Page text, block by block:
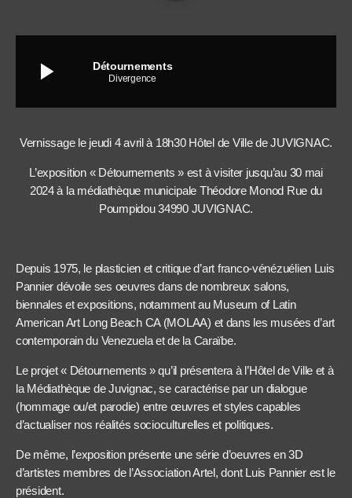
play_arrow Détournements
Divergence
Vernissage le jeudi 4 avril à 18h30 Hôtel de Ville de JUVIGNAC.
L’exposition « Détournements » est à visiter jusqu’au 30 mai
2024 à la médiathèque municipale Théodore Monod Rue du
Poumpidou 34990 JUVIGNAC.
Depuis 1975, le plasticien et critique d’art franco-vénézuélien Luis
Pannier dévoile ses oeuvres dans de nombreux salons,
biennales et expositions, notamment au Museum of Latin
American Art Long Beach CA (MOLAA) et dans les musées d’art
contemporain du Venezuela et de la Caraïbe.
Le projet « Détournements » qu’il présentera à l’Hôtel de Ville et à
la Médiathèque de Juvignac, se caractérise par un dialogue
(hommage ou/et parodie) entre œuvres et styles capables
d’actualiser nos réalités socioculturelles et politiques.
De même, l’exposition présente une série d’oeuvres en 3D
d’artistes membres de l’Association Artel, dont Luis Pannier est le
président.